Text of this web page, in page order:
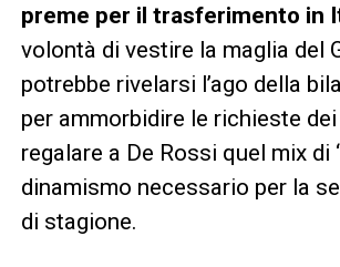
preme per il trasferimento in
volontà di vestire la maglia del
potrebbe rivelarsi l’ago della
per ammorbidire le richieste
regalare a De Rossi quel mix di
dinamismo necessario per la
di stagione.